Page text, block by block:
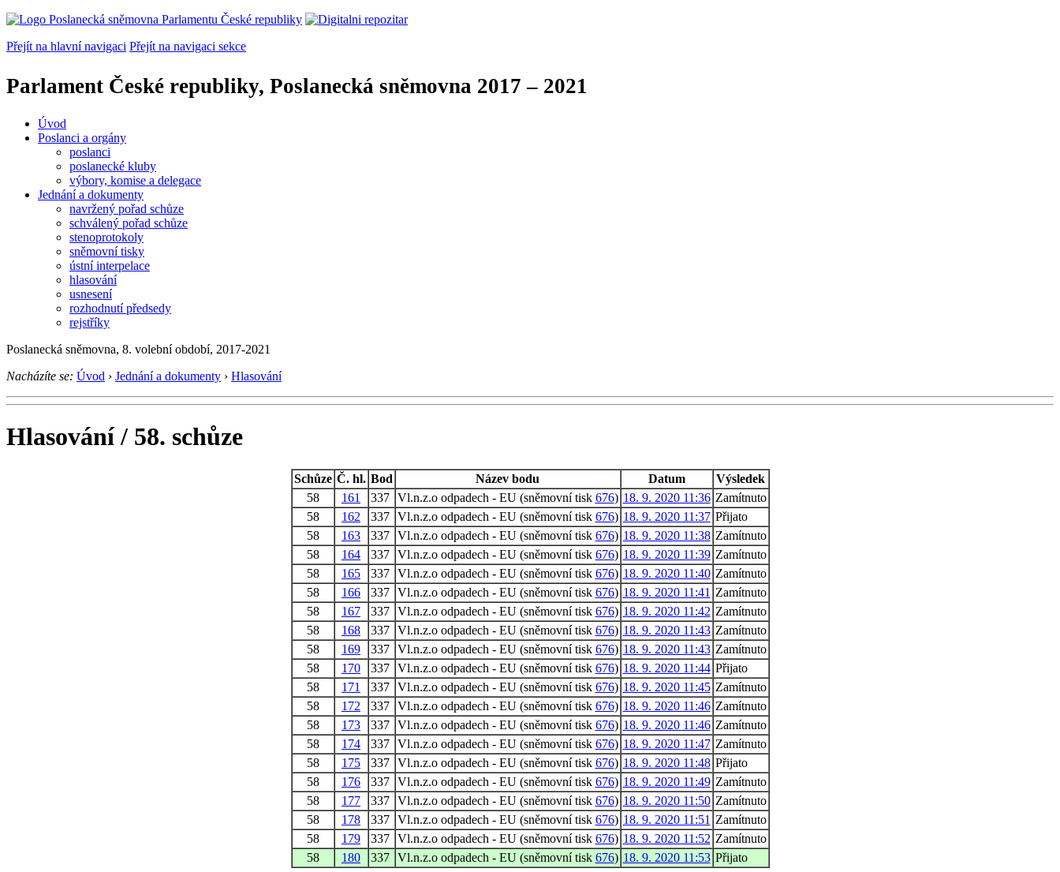
Přejít na hlavní navigaci Přejít na navigaci sekce
Parlament České republiky, Poslanecká sněmovna 2017 – 2021
Úvod
Poslanci a orgány
poslanci
poslanecké kluby
výbory, komise a delegace
Jednání a dokumenty
navržený pořad schůze
schválený pořad schůze
stenoprotokoly
sněmovní tisky
ústní interpelace
hlasování
usnesení
rozhodnutí předsedy
rejstříky
Poslanecká sněmovna, 8. volební období, 2017-2021
Nacházíte se: Úvod › Jednání a dokumenty › Hlasování
Hlasování / 58. schůze
Schůze Č. hl. Bod Název bodu Datum
Výsledek
58
161 337 Vl.n.z.o odpadech - EU (sněmovní tisk 676) 18. 9. 2020 11:36 Zamítnuto
58
162 337 Vl.n.z.o odpadech - EU (sněmovní tisk 676) 18. 9. 2020 11:37 Přijato
58
163 337 Vl.n.z.o odpadech - EU (sněmovní tisk 676) 18. 9. 2020 11:38 Zamítnuto
58
164 337 Vl.n.z.o odpadech - EU (sněmovní tisk 676) 18. 9. 2020 11:39 Zamítnuto
58
165 337 Vl.n.z.o odpadech - EU (sněmovní tisk 676) 18. 9. 2020 11:40 Zamítnuto
58
166 337 Vl.n.z.o odpadech - EU (sněmovní tisk 676) 18. 9. 2020 11:41 Zamítnuto
58
167 337 Vl.n.z.o odpadech - EU (sněmovní tisk 676) 18. 9. 2020 11:42 Zamítnuto
58
168 337 Vl.n.z.o odpadech - EU (sněmovní tisk 676) 18. 9. 2020 11:43 Zamítnuto
58
169 337 Vl.n.z.o odpadech - EU (sněmovní tisk 676) 18. 9. 2020 11:43 Zamítnuto
58
170 337 Vl.n.z.o odpadech - EU (sněmovní tisk 676) 18. 9. 2020 11:44 Přijato
58
171 337 Vl.n.z.o odpadech - EU (sněmovní tisk 676) 18. 9. 2020 11:45 Zamítnuto
58
172 337 Vl.n.z.o odpadech - EU (sněmovní tisk 676) 18. 9. 2020 11:46 Zamítnuto
58
173 337 Vl.n.z.o odpadech - EU (sněmovní tisk 676) 18. 9. 2020 11:46 Zamítnuto
58
174 337 Vl.n.z.o odpadech - EU (sněmovní tisk 676) 18. 9. 2020 11:47 Zamítnuto
58
175 337 Vl.n.z.o odpadech - EU (sněmovní tisk 676) 18. 9. 2020 11:48 Přijato
58
176 337 Vl.n.z.o odpadech - EU (sněmovní tisk 676) 18. 9. 2020 11:49 Zamítnuto
58
177 337 Vl.n.z.o odpadech - EU (sněmovní tisk 676) 18. 9. 2020 11:50 Zamítnuto
58
178 337 Vl.n.z.o odpadech - EU (sněmovní tisk 676) 18. 9. 2020 11:51 Zamítnuto
58
179 337 Vl.n.z.o odpadech - EU (sněmovní tisk 676) 18. 9. 2020 11:52 Zamítnuto
58
180 337 Vl.n.z.o odpadech - EU (sněmovní tisk 676) 18. 9. 2020 11:53 Přijato